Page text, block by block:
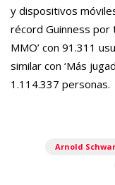
y dispositivos
récord Guinness por
MMO’ con 91.311
similar con ‘Más
1.114.337 personas.
Arnold